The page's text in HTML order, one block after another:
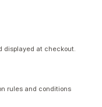
displayed at checkout.
rules and conditions